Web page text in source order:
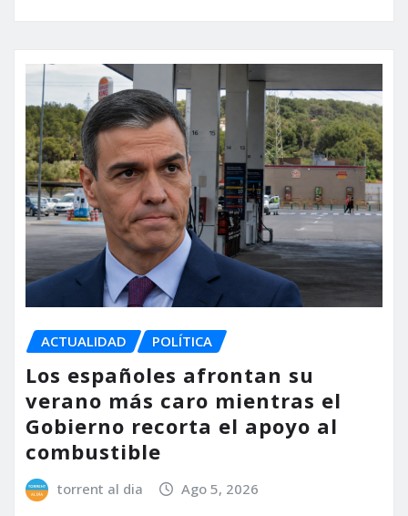
ACTUALIDAD POLÍTICA
Los españoles afrontan su
verano más caro mientras el
Gobierno recorta el apoyo al
combustible
torrent al dia Ago 5, 2026